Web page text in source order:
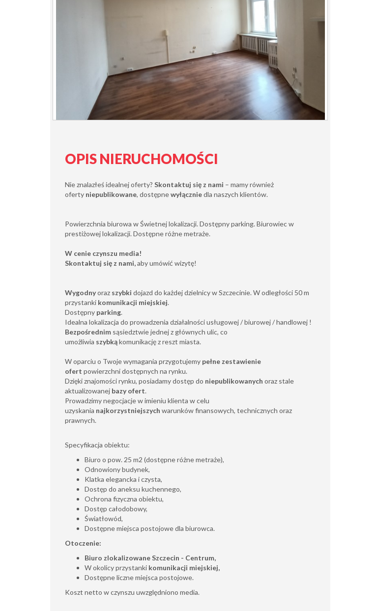
OPIS NIERUCHOMOŚCI
Nie znalazłeś idealnej oferty? Skontaktuj się z nami – mamy również
oferty niepublikowane, dostępnewyłączniedla naszych klientów.
Powierzchnia biurowa w Świetnej lokalizacji. Dostępny parking. Biurowiec w
prestiżowej lokalizacji. Dostępne różne metraże.
W cenie czynszu media!
Skontaktuj się z nami,aby umówić wizytę!
Wygodnyoraz szybki dojazd do każdej dzielnicy w Szczecinie. W odległości 50 m
przystanki komunikacji miejskiej.
Dostępny parking.
Idealna lokalizacja do prowadzenia działalności usługowej / biurowej / handlowej !
Bezpośrednim sąsiedztwie jednej z głównych ulic, co
umożliwia szybkąkomunikację z reszt miasta.
W oparciu o Twoje wymagania przygotujemy pełne zestawienie
ofert powierzchni dostępnych na rynku.
Dzięki znajomości rynku, posiadamy dostęp do niepublikowanych oraz stale
aktualizowanej bazy ofert.
Prowadzimy negocjacje w imieniu klienta w celu
uzyskania najkorzystniejszych warunków finansowych, technicznych oraz
prawnych.
Specyfikacja obiektu:
Biuro o pow. 25 m2 (dostępne różne metraże),
Odnowiony budynek,
Klatka elegancka i czysta,
Dostęp do aneksu kuchennego,
Ochrona fizyczna obiektu,
Dostęp całodobowy,
Światłowód,
Dostępne miejsca postojowe dla biurowca.
Otoczenie:
Biuro zlokalizowane Szczecin - Centrum,
W okolicy przystanki komunikacji miejskiej,
Dostępne liczne miejsca postojowe.
Koszt netto w czynszu uwzględniono media.